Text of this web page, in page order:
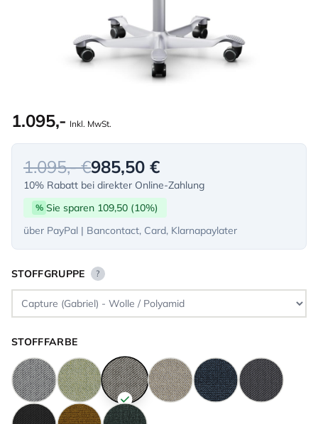
1.095,- Inkl. MwSt.
1.095,- €985,50 €
10% Rabatt bei direkter Online-Zahlung
% Sie sparen 109,50 (10%)
über PayPal | Bancontact, Card, Klarnapaylater
STOFFGRUPPE ?
STOFFFARBE